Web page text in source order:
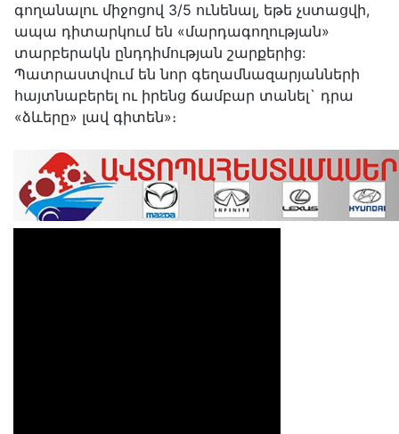
գողանալու միջոցով 3/5 ունենալ, եթե չստացվի,
ապա դիտարկում են «մարդագողության»
տարբերակն ընդդիմության շարքերից:
Պատրաստվում են նոր գեղամնազարյանների
հայտնաբերել ու իրենց ճամբար տանել` դրա
«ձևերը» լավ գիտեն»։